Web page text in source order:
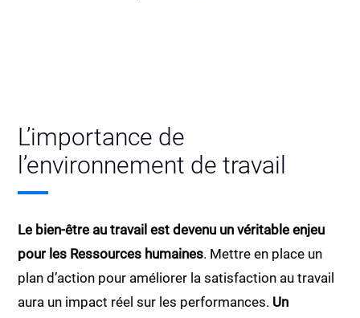
L’importance de
l’environnement de travail
Le bien-être au travail est devenu un véritable enjeu
pour les Ressources humaines. Mettre en place un
plan d’action pour améliorer la satisfaction au travail
aura un impact réel sur les performances. Un